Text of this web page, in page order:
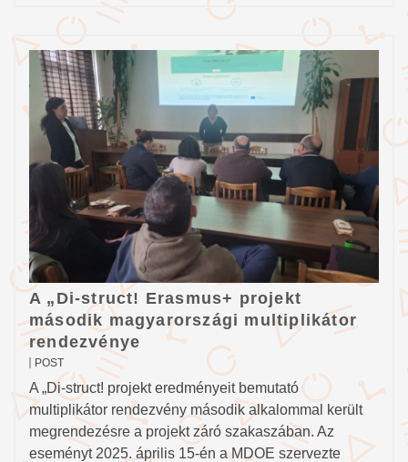
A „Di-struct! Erasmus+ projekt
második magyarországi multiplikátor
rendezvénye
POST
A „Di-struct! projekt eredményeit bemutató
multiplikátor rendezvény második alkalommal került
megrendezésre a projekt záró szakaszában. Az
eseményt 2025. április 15-én a MDOE szervezte